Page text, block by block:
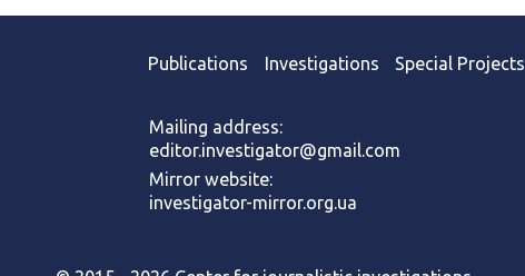
Publications Investigations Special Projects
Mailing address:
editor.investigator@gmail.com
Mirror website:
investigator-mirror.org.ua